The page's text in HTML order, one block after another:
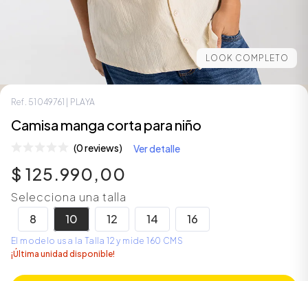
LOOK COMPLETO
Ref. 51049761 | PLAYA
Camisa manga corta para niño
(0 reviews) Ver detalle
$ 125.990,00
Selecciona una talla
8
10 12 14 16
El modelo usa la Talla 12 y mide 160 CMS
¡Última unidad disponible!